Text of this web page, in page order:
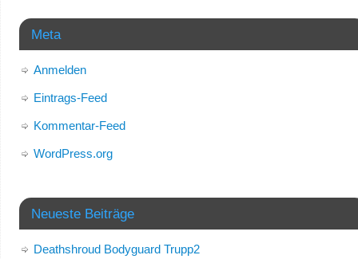
Meta
Anmelden
Eintrags-Feed
Kommentar-Feed
WordPress.org
Neueste Beiträge
Deathshroud Bodyguard Trupp2